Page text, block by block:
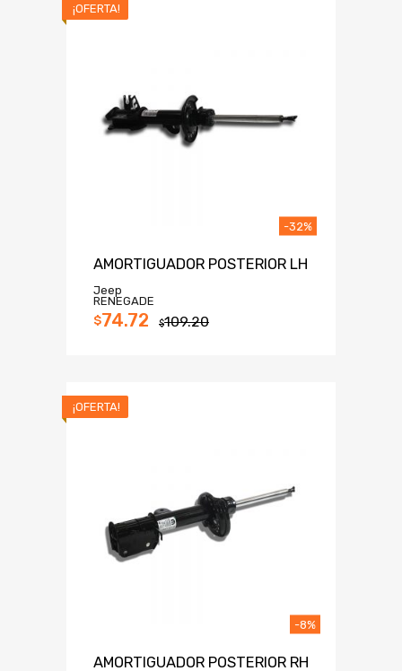
¡OFERTA!
AMORTIGUADOR POSTERIOR LH
Jeep
RENEGADE
$109.20
$74.72
-32%
¡OFERTA!
AMORTIGUADOR POSTERIOR RH
-8%